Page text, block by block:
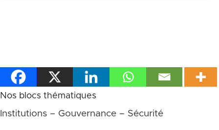
Nos blocs thématiques
Institutions – Gouvernance – Sécurité